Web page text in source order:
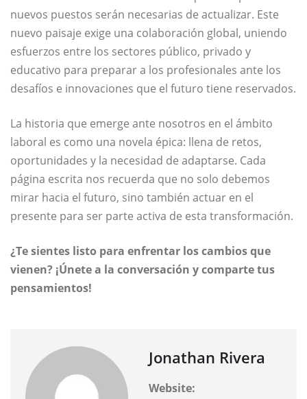
nuevos puestos serán necesarias de actualizar. Este
nuevo paisaje exige una colaboración global, uniendo
esfuerzos entre los sectores público, privado y
educativo para preparar a los profesionales ante los
desafíos e innovaciones que el futuro tiene reservados.
La historia que emerge ante nosotros en el ámbito
laboral es como una novela épica: llena de retos,
oportunidades y la necesidad de adaptarse. Cada
página escrita nos recuerda que no solo debemos
mirar hacia el futuro, sino también actuar en el
presente para ser parte activa de esta transformación.
¿Te sientes listo para enfrentar los cambios que
vienen? ¡Únete a la conversación y comparte tus
pensamientos!
Jonathan Rivera
Website: